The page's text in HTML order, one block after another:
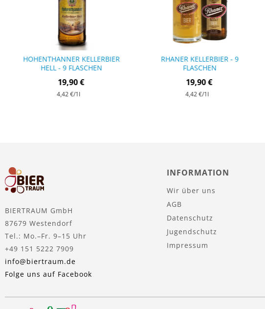
HOHENTHANNER KELLERBIER
HELL - 9 FLASCHEN
19,90 €
4,42 €/1l
RHANER KELLERBIER - 9
FLASCHEN
19,90 €
4,42 €/1l
BIERTRAUM GmbH
87679 Westendorf
Tel.: Mo.–Fr. 9–15 Uhr
+49 151 5222 7909
info@biertraum.de
Folge uns auf Facebook
INFORMATION
Wir über uns
AGB
Datenschutz
Jugendschutz
Impressum